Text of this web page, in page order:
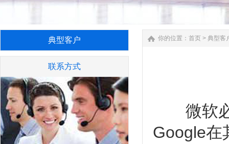
典型客户
联系方式
你的位置： 首页 > 典型客
微软必
Google在